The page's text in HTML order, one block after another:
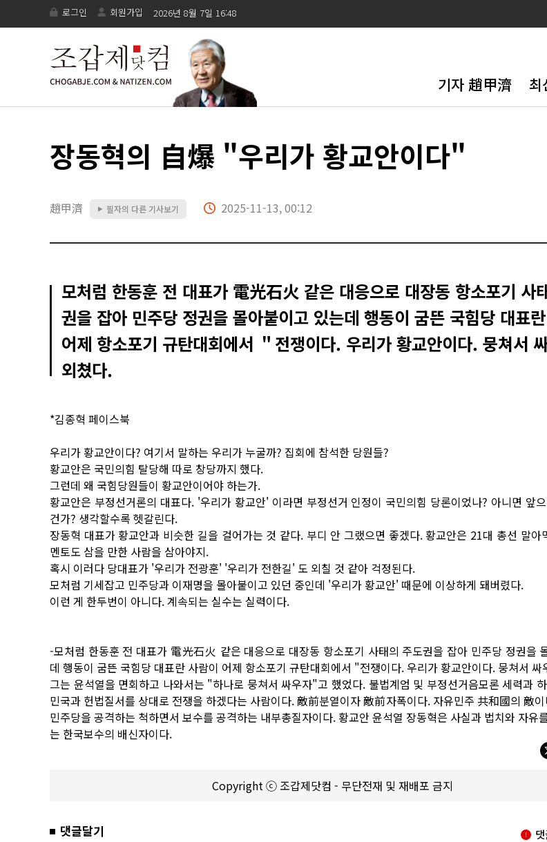
로그인 회원가입 2026년 8월 7일 16:48
기자 趙甲濟 최
장동혁의 自爆 "우리가 황교안이다"
趙甲濟 ▶ 필자의 다른 기사보기 2025-11-13, 00:12
모처럼 한동훈 전 대표가 電光石火 같은 대응으로 대장동 항소포기 사
권을 잡아 민주당 정권을 몰아붙이고 있는데 행동이 굼뜬 국힘당 대표
어제 항소포기 규탄대회에서 ＂전쟁이다. 우리가 황교안이다. 뭉쳐서
외쳤다.
*김종혁 페이스북
우리가 황교안이다? 여기서 말하는 우리가 누굴까? 집회에 참석한 당원들?
황교안은 국민의힘 탈당해 따로 창당까지 했다.
그런데 왜 국힘당원들이 황교안이어야 하는가.
황교안은 부정선거론의 대표다. '우리가 황교안' 이라면 부정선거 인정이 국민의힘 당론이었나? 아니면 앞
건가? 생각할수록 헷갈린다.
장동혁 대표가 황교안과 비슷한 길을 걸어가는 것 같다. 부디 안 그랬으면 좋겠다. 황교안은 21대 총선 말아
멘토도 삼을 만한 사람을 삼아야지.
혹시 이러다 당대표가 '우리가 전광훈' '우리가 전한길' 도 외칠 것 같아 걱정된다.
모처럼 기세잡고 민주당과 이재명을 몰아붙이고 있던 중인데 '우리가 황교안' 때문에 이상하게 돼버렸다.
이런 게 한두번이 아니다. 계속되는 실수는 실력이다.
-모처럼 한동훈 전 대표가 電光石火 같은 대응으로 대장동 항소포기 사태의 주도권을 잡아 민주당 정권을
데 행동이 굼뜬 국힘당 대표란 사람이 어제 항소포기 규탄대회에서 "전쟁이다. 우리가 황교안이다. 뭉쳐서
그는 윤석열을 면회하고 나와서는 "하나로 뭉쳐서 싸우자"고 했었다. 불법계엄 및 부정선거음모론 세력과
민국과 헌법질서를 상대로 전쟁을 하겠다는 사람이다. 敵前분열이자 敵前자폭이다. 자유민주 共和國의 敵
민주당을 공격하는 척하면서 보수를 공격하는 내부총질자이다. 황교안 윤석열 장동혁은 사실과 법치와 자유
는 한국보수의 배신자이다.
Copyright ⓒ 조갑제닷컴 - 무단전재 및 재배포 금지
댓글달기